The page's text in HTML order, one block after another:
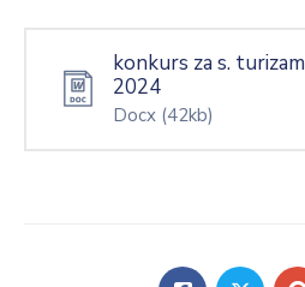
konkurs za s. turizam
2024
Docx (42kb)